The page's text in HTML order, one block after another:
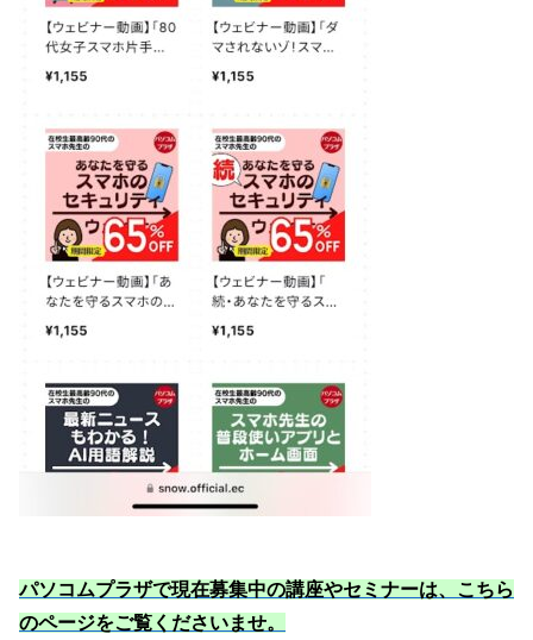
パソコムプラザで現在募集中の講座やセミナーは、こちら
のページをご覧くださいませ。